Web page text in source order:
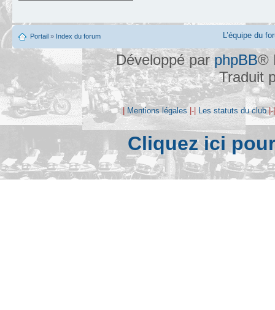
Portail » Index du forum L’équipe du
Développé parphpBB®
Traduit
| Mentions légales |-| Les statuts du club
Cliquez ici